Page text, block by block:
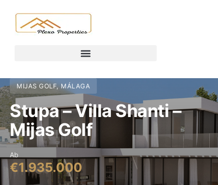
MIJAS GOLF, MÁLAGA
Stupa – Villa Shanti –
Mijas Golf
Ab
€1.935.000